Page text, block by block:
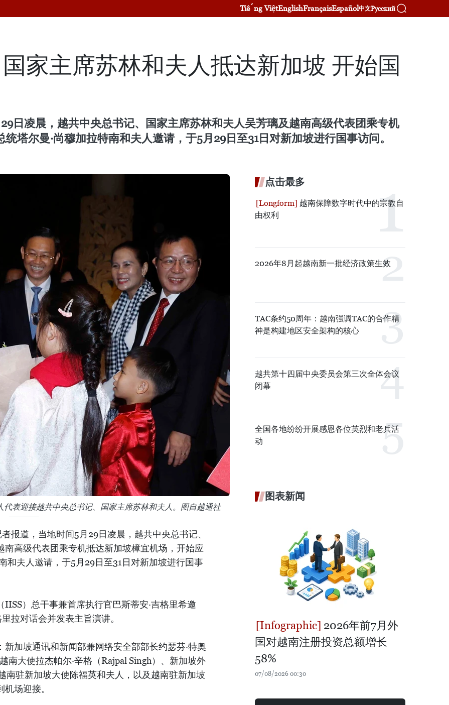
Tiếng ViệtEnglishFrançaisEspañol中文Русский
家主席苏林和夫人抵达新加坡 开始国
日凌晨，越共中央总书记、国家主席苏林和夫人吴芳璃及越南高级代表团乘专机
塔尔曼·尚穆加拉特南和夫人邀请，于5月29日至31日对新加坡进行国事访问。
表迎接越共中央总书记、国家主席苏林和夫人。图自越通社
报道，当地时间5月29日凌晨，越共中央总书记、
南高级代表团乘专机抵达新加坡樟宜机场，开始应
和夫人邀请，于5月29日至31日对新加坡进行国事
）总干事兼首席执行官巴斯蒂安·吉格里希邀
拉对话会并发表主旨演讲。
加坡通讯和新闻部兼网络安全部部长约瑟芬·特奥
南大使拉杰帕尔·辛格（Rajpal Singh）、新加坡外
南驻新加坡大使陈福英和夫人，以及越南驻新加坡
场迎接。
点击最多
越南保障数字时代中的宗教自
由权利
2026年8月起越南新一批经济政策生效
TAC条约50周年：越南强调TAC的合作精
神是构建地区安全架构的核心
越共第十四届中央委员会第三次全体会议
闭幕
全国各地纷纷开展感恩各位英烈和老兵活
动
图表新闻
2026年前7月外
国对越南注册投资总额增长
58%
07/08/2026 00:30